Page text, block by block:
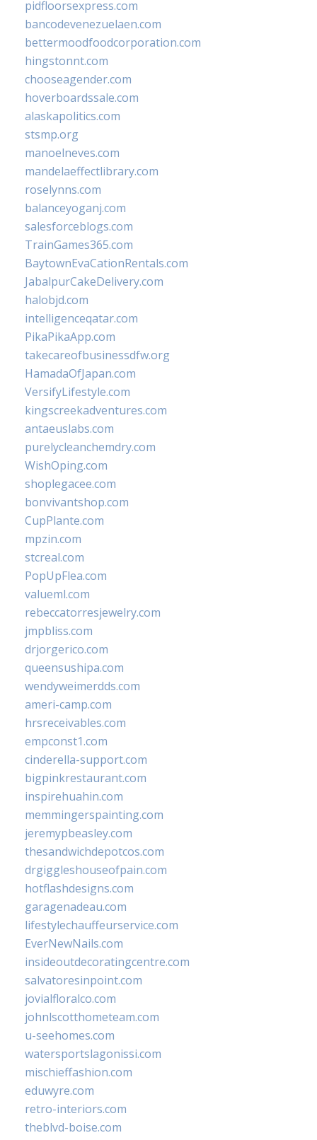
pidfloorsexpress.com
bancodevenezuelaen.com
bettermoodfoodcorporation.com
hingstonnt.com
chooseagender.com
hoverboardssale.com
alaskapolitics.com
stsmp.org
manoelneves.com
mandelaeffectlibrary.com
roselynns.com
balanceyoganj.com
salesforceblogs.com
TrainGames365.com
BaytownEvaCationRentals.com
JabalpurCakeDelivery.com
halobjd.com
intelligenceqatar.com
PikaPikaApp.com
takecareofbusinessdfw.org
HamadaOfJapan.com
VersifyLifestyle.com
kingscreekadventures.com
antaeuslabs.com
purelycleanchemdry.com
WishOping.com
shoplegacee.com
bonvivantshop.com
CupPlante.com
mpzin.com
stcreal.com
PopUpFlea.com
valueml.com
rebeccatorresjewelry.com
jmpbliss.com
drjorgerico.com
queensushipa.com
wendyweimerdds.com
ameri-camp.com
hrsreceivables.com
empconst1.com
cinderella-support.com
bigpinkrestaurant.com
inspirehuahin.com
memmingerspainting.com
jeremypbeasley.com
thesandwichdepotcos.com
drgiggleshouseofpain.com
hotflashdesigns.com
garagenadeau.com
lifestylechauffeurservice.com
EverNewNails.com
insideoutdecoratingcentre.com
salvatoresinpoint.com
jovialfloralco.com
johnlscotthometeam.com
u-seehomes.com
watersportslagonissi.com
mischieffashion.com
eduwyre.com
retro-interiors.com
theblvd-boise.com